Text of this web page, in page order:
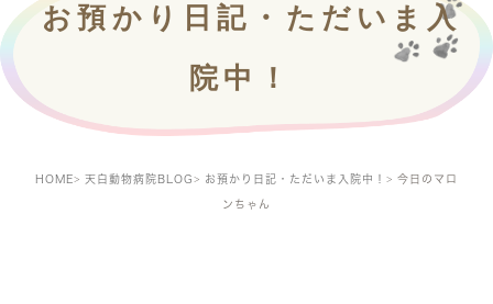
お預かり日記・ただいま入
院中！
HOME 天白動物病院BLOG お預かり日記・ただいま入院中！ 今日のマロ
ンちゃん